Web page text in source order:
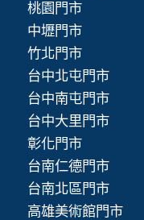
桃園門市
中壢門市
竹北門市
台中北屯門市
台中南屯門市
台中大里門市
彰化門市
台南仁德門市
台南北區門市
高雄美術館門市